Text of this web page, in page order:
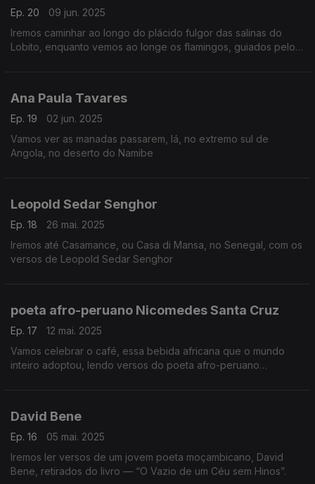
Ep. 20
09 jun. 2025
Iremos caminhar ao longo do plácido fulgor das salinas do
Lobito, enquanto vemos ao longe os flamingos, guiados pelos
Ana Paula Tavares
Ep. 19
02 jun. 2025
Vamos ver as manadas passarem, lá, no extremo sul de
Angola, no deserto do Namibe
Leopold Sedar Senghor
Ep. 18
26 mai. 2025
Iremos até Casamance, ou Casa di Mansa, no Senegal, com os
versos de Leopold Sedar Senghor
poeta afro-peruano Nicomedes Santa Cruz
Ep. 17
12 mai. 2025
Vamos celebrar o café, essa bebida africana que o mundo
inteiro adoptou, lendo versos do poeta afro-peruano
David Bene
Ep. 16
05 mai. 2025
Iremos ler versos de um jovem poeta moçambicano, David
Bene, retirados do livro — “O Vazio de um Céu sem Hinos”.